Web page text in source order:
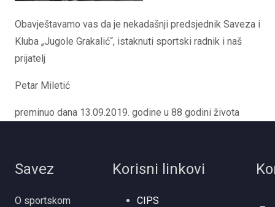
Obavještavamo vas da je nekadašnji predsjednik Saveza i
Kluba „Jugole Grakalić“, istaknuti sportski radnik i naš
prijatelj
Petar Miletić
preminuo dana 13.09.2019. godine u 88 godini života
Savez
O sportskom
Korisni linkovi
CIPS